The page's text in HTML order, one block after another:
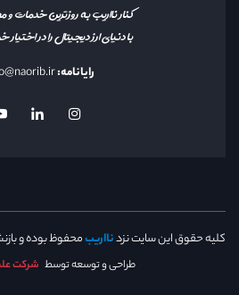
کنار نااریب به روزترین خدمات
با دنیای ارز دیجیتال را در
رایانامه:info@naorib.ir
کلیه حقوق این سایت نزدنااریبمحفوظ بوده و
طراحی و توسعه توسط شرکت